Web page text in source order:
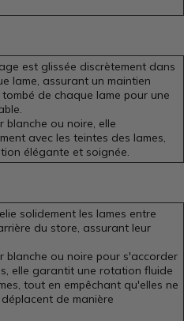
est glissée discrètement dans
lame, assurant un maintien
de chaque lame pour une
blanche ou noire, elle
avec les teintes des lames,
élégante et soignée.
solidement les lames entre
du store, assurant leur
blanche ou noire pour s'accorder
elle garantit une rotation fluide
tout en empêchant qu'elles ne
de manière